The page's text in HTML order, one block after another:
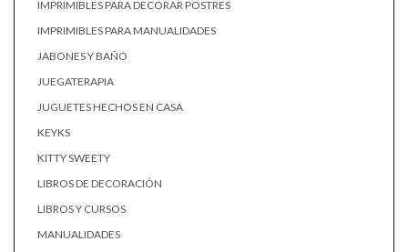
IMPRIMIBLES PARA DECORAR POSTRES
IMPRIMIBLES PARA MANUALIDADES
JABONES Y BAÑO
JUEGATERAPIA
JUGUETES HECHOS EN CASA
KEYKS
KITTY SWEETY
LIBROS DE DECORACIÓN
LIBROS Y CURSOS
MANUALIDADES